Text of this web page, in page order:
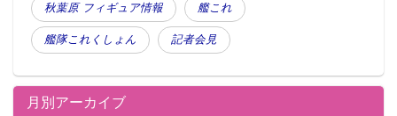
秋葉原 フィギュア情報 艦これ
艦隊これくしょん 記者会見
月別アーカイブ